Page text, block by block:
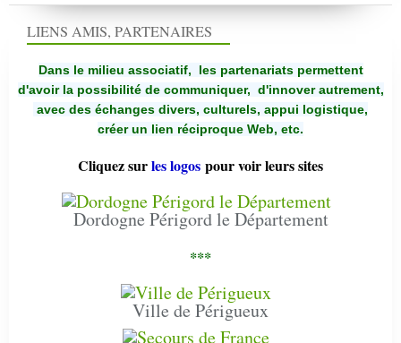
LIENS AMIS, PARTENAIRES
Dans le milieu associatif, les partenariats permettent
d'avoir la possibilité de communiquer, d'innover autrement,
avec des échanges divers, culturels, appui logistique,
créer un lien réciproque Web, etc.
Cliquez surles logos pour voir leurs sites
Dordogne Périgord le Département
***
Ville de Périgueux